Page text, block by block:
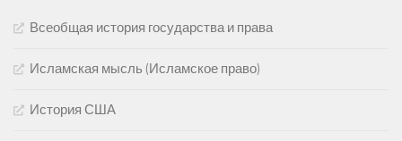
Всеобщая история государства и права
Исламская мысль (Исламское право)
История США